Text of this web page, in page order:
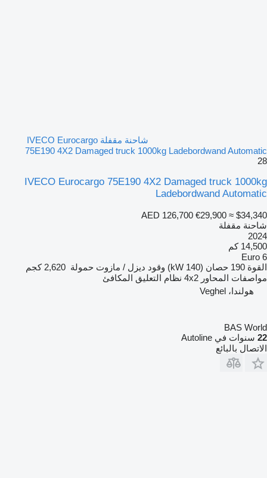
شاحنة مقفلة IVECO Eurocargo
75E190 4X2 Damaged truck 1000kg Ladebordwand Automatic
28
IVECO Eurocargo 75E190 4X2 Damaged truck 1000kg
Ladebordwand Automatic
AED 126,700 €29,900 ≈ $34,340
شاحنة مقفلة
2024
14,500 كم
Euro 6
القوة 190 حصان (140 kW) وقود ديزل / مازوت حمولة 2,620 كجم
مواصفات المحاور 4x2 نظام التعليق المكافئ
هولندا، Veghel
BAS World
22 سنوات في Autoline
الاتصال بالبائع